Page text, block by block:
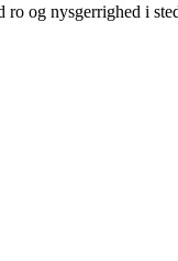
og nysgerrighed i